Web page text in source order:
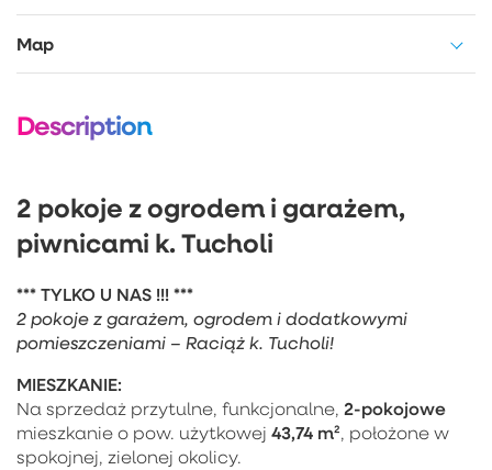
Map
Description
2 pokoje z ogrodem i garażem,
piwnicami k. Tucholi
*** TYLKO U NAS !!! ***
2 pokoje z garażem, ogrodem i dodatkowymi
pomieszczeniami – Raciąż k. Tucholi!
MIESZKANIE:
Na sprzedaż przytulne, funkcjonalne, 2-pokojowe
mieszkanie o pow. użytkowej 43,74 m², położone w
spokojnej, zielonej okolicy.